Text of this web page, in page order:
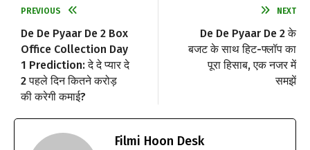
PREVIOUS
De De Pyaar De 2 Box
Office Collection Day
1 Prediction: दे दे प्यार दे
2 पहले दिन कितने करोड़
की करेगी कमाई?
NEXT
De De Pyaar De 2 के
बजट के साथ हिट-फ्लॉप का
पूरा हिसाब, एक नजर में
समझें
Filmi Hoon Desk